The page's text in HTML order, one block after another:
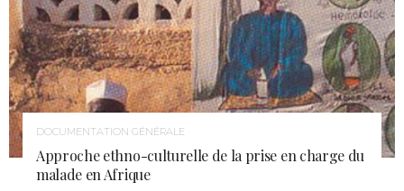
DOCUMENTATION GÉNÉRALE
Approche ethno-culturelle de la prise en charge du
malade en Afrique